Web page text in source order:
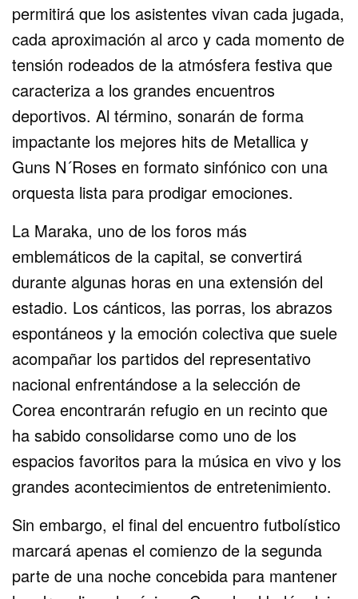
permitirá que los asistentes vivan cada jugada,
cada aproximación al arco y cada momento de
tensión rodeados de la atmósfera festiva que
caracteriza a los grandes encuentros
deportivos. Al término, sonarán de forma
impactante los mejores hits de Metallica y
Guns N´Roses en formato sinfónico con una
orquesta lista para prodigar emociones.
La Maraka, uno de los foros más
emblemáticos de la capital, se convertirá
durante algunas horas en una extensión del
estadio. Los cánticos, las porras, los abrazos
espontáneos y la emoción colectiva que suele
acompañar los partidos del representativo
nacional enfrentándose a la selección de
Corea encontrarán refugio en un recinto que
ha sabido consolidarse como uno de los
espacios favoritos para la música en vivo y los
grandes acontecimientos de entretenimiento.
Sin embargo, el final del encuentro futbolístico
marcará apenas el comienzo de la segunda
parte de una noche concebida para mantener